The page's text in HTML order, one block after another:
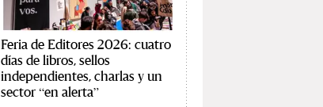
Feria de Editores 2026: cuatro
días de libros, sellos
independientes, charlas y un
sector “en alerta”